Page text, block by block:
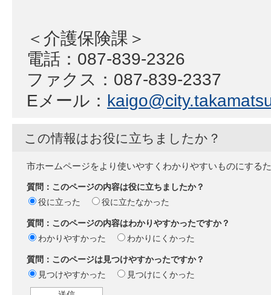
＜介護保険課＞
電話：087-839-2326
ファクス：087-839-2337
Eメール：
この情報はお役に立ちましたか？
市ホームページをより使いやすくわかりやすいものにする
質問：このページの内容は役に立ちましたか？
役に立った
役に立たなかった
質問：このページの内容はわかりやすかったですか？
わかりやすかった
わかりにくかった
質問：このページは見つけやすかったですか？
見つけやすかった
見つけにくかった